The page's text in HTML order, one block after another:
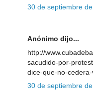
30 de septiembre
Anónimo dijo...
http://
sacudido-por-
dice-que-no-
30 de septiembre